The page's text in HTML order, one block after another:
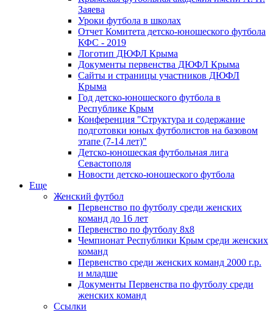
Заяева
Уроки футбола в школах
Отчет Комитета детско-юношеского футбола
КФС - 2019
Логотип ДЮФЛ Крыма
Документы первенства ДЮФЛ Крыма
Сайты и страницы участников ДЮФЛ
Крыма
Год детско-юношеского футбола в
Республике Крым
Конференция "Структура и содержание
подготовки юных футболистов на базовом
этапе (7-14 лет)"
Детско-юношеская футбольная лига
Севастополя
Новости детско-юношеского футбола
Еще
Женский футбол
Первенство по футболу среди женских
команд до 16 лет
Первенство по футболу 8х8
Чемпионат Республики Крым среди женских
команд
Первенство среди женских команд 2000 г.р.
и младше
Документы Первенства по футболу среди
женских команд
Ссылки